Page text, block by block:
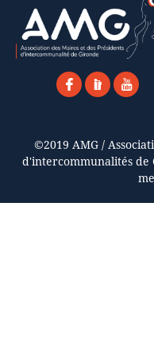
©2019 AMG /
d'intercommunalités de